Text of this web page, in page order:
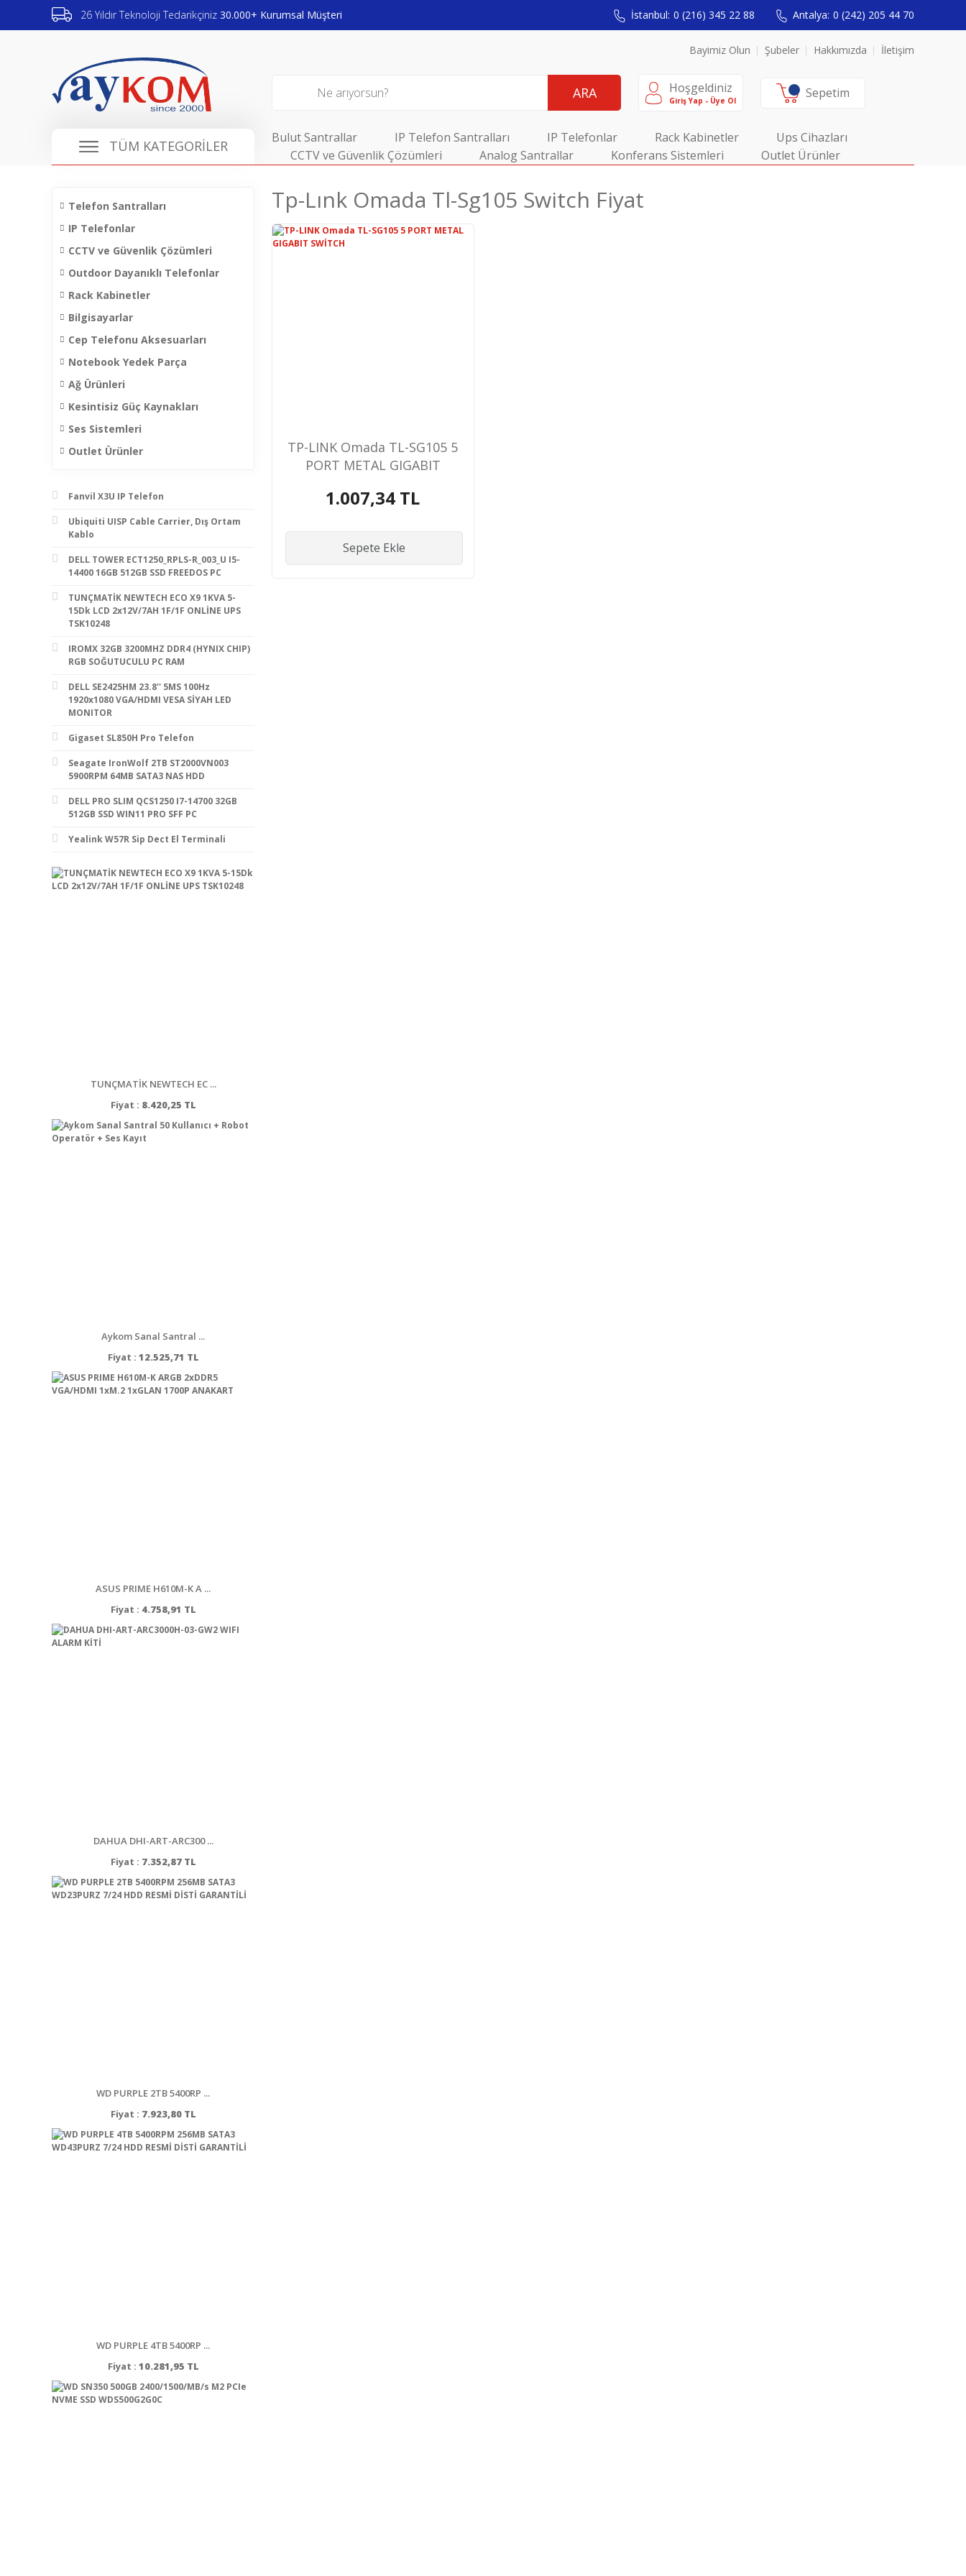
26 Yıldır Teknoloji Tedarikçiniz 30.000+ Kurumsal Müşteri İstanbul: 0 (216) 345 22 88 Antalya: 0 (242) 205 44 70
Bayimiz Olun Şubeler Hakkımızda İletişim
ARA Hoşgeldiniz
Giriş Yap - Üye Ol Sepetim
TÜM KATEGORİLER Bulut Santrallar IP Telefon Santralları IP Telefonlar Rack Kabinetler
Ups Cihazları
CCTV ve Güvenlik Çözümleri
Analog Santrallar Konferans Sistemleri Outlet Ürünler
Telefon Santralları
IP Telefonlar
CCTV ve Güvenlik Çözümleri
Outdoor Dayanıklı Telefonlar
Rack Kabinetler
Bilgisayarlar
Cep Telefonu Aksesuarları
Notebook Yedek Parça
Ağ Ürünleri
Kesintisiz Güç Kaynakları
Ses Sistemleri
Outlet Ürünler
Fanvil X3U IP Telefon
Ubiquiti UISP Cable Carrier, Dış Ortam
Kablo
DELL TOWER ECT1250_RPLS-R_003_U I5-
14400 16GB 512GB SSD FREEDOS PC
TUNÇMATİK NEWTECH ECO X9 1KVA 5-
15Dk LCD 2x12V/7AH 1F/1F ONLİNE UPS
TSK10248
IROMX 32GB 3200MHZ DDR4 (HYNIX CHIP)
RGB SOĞUTUCULU PC RAM
DELL SE2425HM 23.8'' 5MS 100Hz
1920x1080 VGA/HDMI VESA SİYAH LED
MONITOR
Gigaset SL850H Pro Telefon
Seagate IronWolf 2TB ST2000VN003
5900RPM 64MB SATA3 NAS HDD
DELL PRO SLIM QCS1250 I7-14700 32GB
512GB SSD WIN11 PRO SFF PC
Yealink W57R Sip Dect El Terminali
TUNÇMATİK NEWTECH EC ...
Fiyat : 8.420,25 TL
Aykom Sanal Santral ...
Fiyat : 12.525,71 TL
ASUS PRIME H610M-K A ...
Fiyat : 4.758,91 TL
DAHUA DHI-ART-ARC300 ...
Fiyat : 7.352,87 TL
WD PURPLE 2TB 5400RP ...
Fiyat : 7.923,80 TL
WD PURPLE 4TB 5400RP ...
Fiyat : 10.281,95 TL
Tp-Lınk Omada Tl-Sg105 Switch Fiyat
TP-LINK Omada TL-SG105 5
PORT METAL GIGABIT
1.007,34 TL
Sepete Ekle